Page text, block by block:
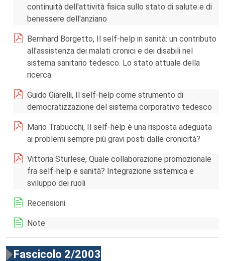
continuità dell'attività fisica sullo stato di salute e di
benessere dell'anziano
Bernhard Borgetto, Il self-help in sanità: un contributo
all'assistenza dei malati cronici e dei disabili nel
sistema sanitario tedesco. Lo stato attuale della
ricerca
Guido Giarelli, Il self-help come strumento di
democratizzazione del sistema corporativo tedesco
Mario Trabucchi, Il self-help è una risposta adeguata
ai problemi sempre più gravi posti dalle cronicità?
Vittoria Sturlese, Quale collaborazione promozionale
fra self-help e sanità? Integrazione sistemica e
sviluppo dei ruoli
Recensioni
Note
Fascicolo 2/2003